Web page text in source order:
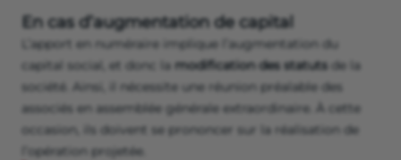
En cas d’augmentation de capital
L’apport en numéraire implique l’augmentation du
capital social, et donc la modification des statuts de la
société. Ainsi, il nécessite une réunion préalable des
associés en assemblée générale extraordinaire. À cette
occasion, ils doivent se prononcer sur la réalisation de
l’opération projetée.